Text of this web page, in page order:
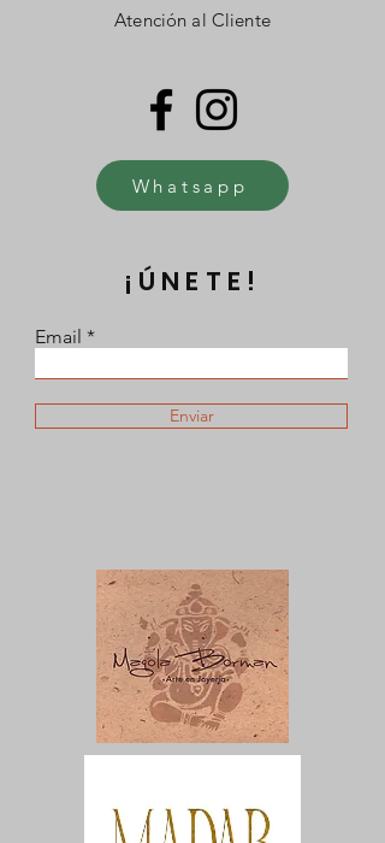
Atención al Cliente
Whatsapp
¡ÚNETE!
Email
Enviar